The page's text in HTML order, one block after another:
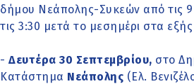
δήμου Νεάπολης-Συκεών από τις
τις 3:30 μετά το μεσημέρι στα
- Δευτέρα 30 Σεπτεμβρίου, στο
Κατάστημα Νεάπολης (Ελ.